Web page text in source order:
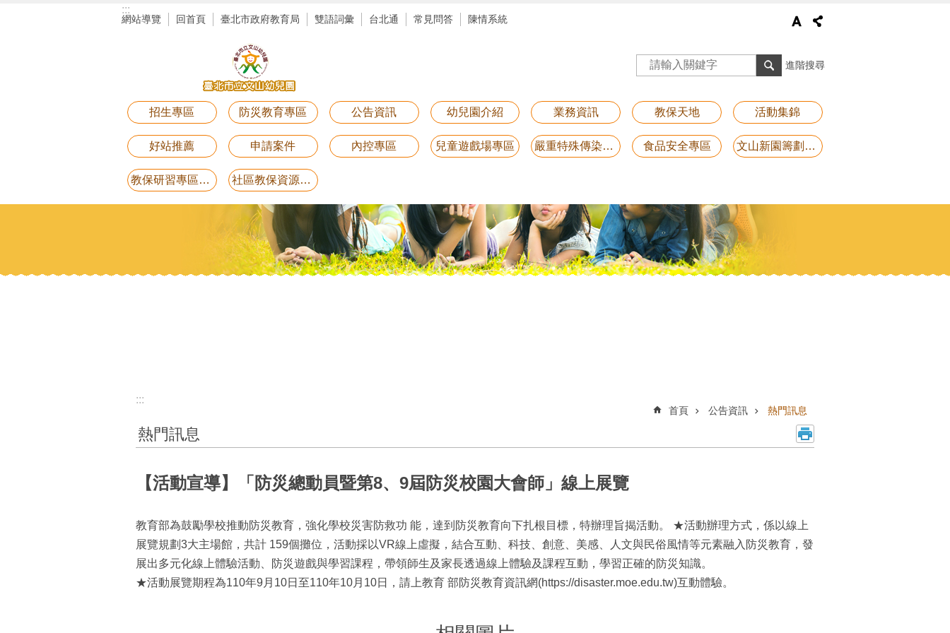
:::
網站導覽 回首頁 臺北市政府教育局 雙語詞彙 台北通 常見問答 陳情系統
進階搜尋
招生專區 防災教育專區 公告資訊 幼兒園介紹 業務資訊 教保天地 活動集錦
好站推薦 申請案件 內控專區 兒童遊戲場專區 嚴重特殊傳染性肺炎防疫專區 食品安全專區 文山新園籌劃專區
教保研習專區講義電子檔(11月25日研習-用藥安全) 社區教保資源中心
:::
首頁 公告資訊 熱門訊息
熱門訊息
【活動宣導】「防災總動員暨第8、9屆防災校園大會師」線上展覽
教育部為鼓勵學校推動防災教育，強化學校災害防救功 能，達到防災教育向下扎根目標，特辦理旨揭活動。 ★活動辦理方式，係以線上
展覽規劃3大主場館，共計 159個攤位，活動採以VR線上虛擬，結合互動、科技、創意、美感、人文與民俗風情等元素融入防災教育，發
展出多元化線上體驗活動、防災遊戲與學習課程，帶領師生及家長透過線上體驗及課程互動，學習正確的防災知識。
★活動展覽期程為110年9月10日至110年10月10日，請上教育 部防災教育資訊網(https://disaster.moe.edu.tw)互動體驗。